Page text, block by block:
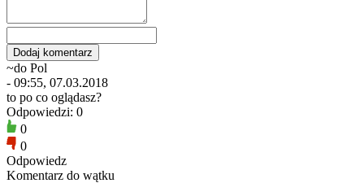
~do Pol
- 09:55, 07.03.2018
to po co oglądasz?
Odpowiedzi: 0
0
0
Odpowiedz
Komentarz do wątku